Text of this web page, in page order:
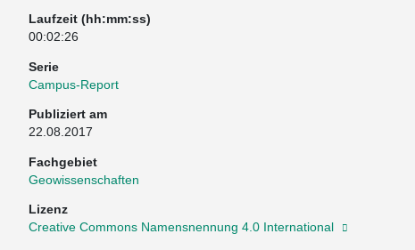
Laufzeit (hh:mm:ss)
00:02:26
Serie
Campus-Report
Publiziert am
22.08.2017
Fachgebiet
Geowissenschaften
Lizenz
Creative Commons Namensnennung 4.0 International